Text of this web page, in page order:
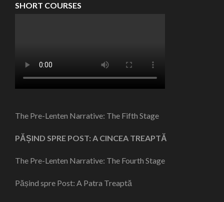
SHORT COURSES
The Pre-Lenten Narrative: The Fifth Stage
PĂȘIND SPRE POST: A CINCEA TREAPTĂ
The Pre-Lenten Narrative: The Fourth Stage
Pășind spre Post: A Patra Treaptă